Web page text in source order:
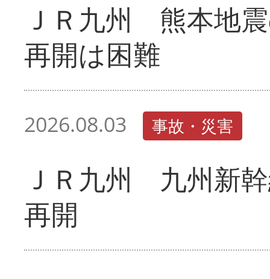
ＪＲ九州 熊本地
再開は困難
2026.08.03 事故・災害
ＪＲ九州 九州新
再開